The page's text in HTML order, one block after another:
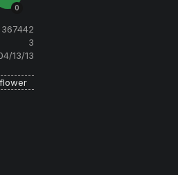
0
367442
3
13/13